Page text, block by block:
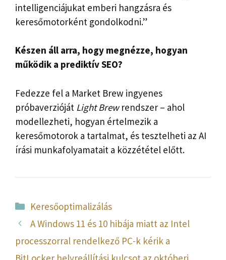
intelligenciájukat emberi hangzásra és
keresőmotorként gondolkodni.”
Készen áll arra, hogy megnézze, hogyan
működik a prediktív SEO?
Fedezze fel a Market Brew ingyenes
próbaverzióját Light Brewrendszer – ahol
modellezheti, hogyan értelmezik a
keresőmotorok a tartalmat, és tesztelheti az AI
írási munkafolyamatait a közzététel előtt.
Kategória
Keresőoptimalizálás
A Windows 11 és 10 hibája miatt az Intel
processzorral rendelkező PC-k kérik a